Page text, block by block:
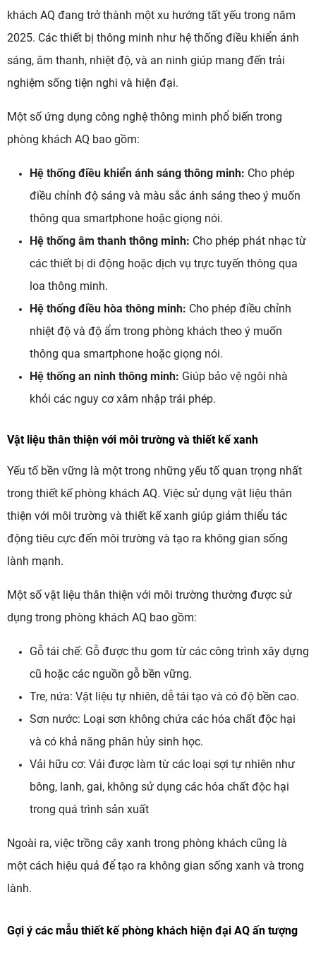
khách AQ đang trở thành một xu hướng tất yếu trong năm
2025. Các thiết bị thông minh như hệ thống điều khiển ánh
sáng, âm thanh, nhiệt độ, và an ninh giúp mang đến trải
nghiệm sống tiện nghi và hiện đại.
Một số ứng dụng công nghệ thông minh phổ biến trong
phòng khách AQ bao gồm:
Hệ thống điều khiển ánh sáng thông minh: Cho phép
điều chỉnh độ sáng và màu sắc ánh sáng theo ý muốn
thông qua smartphone hoặc giọng nói.
Hệ thống âm thanh thông minh: Cho phép phát nhạc từ
các thiết bị di động hoặc dịch vụ trực tuyến thông qua
loa thông minh.
Hệ thống điều hòa thông minh: Cho phép điều chỉnh
nhiệt độ và độ ẩm trong phòng khách theo ý muốn
thông qua smartphone hoặc giọng nói.
Hệ thống an ninh thông minh: Giúp bảo vệ ngôi nhà
khỏi các nguy cơ xâm nhập trái phép.
Vật liệu thân thiện với môi trường và thiết kế xanh
Yếu tố bền vững là một trong những yếu tố quan trọng nhất
trong thiết kế phòng khách AQ. Việc sử dụng vật liệu thân
thiện với môi trường và thiết kế xanh giúp giảm thiểu tác
động tiêu cực đến môi trường và tạo ra không gian sống
lành mạnh.
Một số vật liệu thân thiện với môi trường thường được sử
dụng trong phòng khách AQ bao gồm:
Gỗ tái chế: Gỗ được thu gom từ các công trình xây dựng
cũ hoặc các nguồn gỗ bền vững.
Tre, nứa: Vật liệu tự nhiên, dễ tái tạo và có độ bền cao.
Sơn nước: Loại sơn không chứa các hóa chất độc hại
và có khả năng phân hủy sinh học.
Vải hữu cơ: Vải được làm từ các loại sợi tự nhiên như
bông, lanh, gai, không sử dụng các hóa chất độc hại
trong quá trình sản xuất
Ngoài ra, việc trồng cây xanh trong phòng khách cũng là
một cách hiệu quả để tạo ra không gian sống xanh và trong
lành.
Gợi ý các mẫu thiết kế phòng khách hiện đại AQ ấn tượng